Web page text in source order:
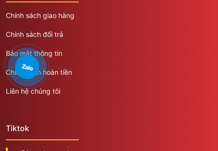
Chính sách giao hàng
Chính sách đổi trả
Bảo mật thông tin
Chính sách hoàn tiền
Liên hệ chúng tôi
Tiktok